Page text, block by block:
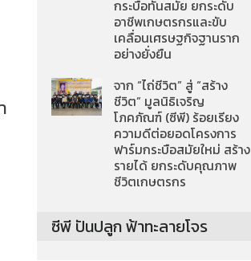
กระบือทันสมัย ยกระดับ
อาชีพเกษตรกรและขับ
เคลื่อนเศรษฐกิจฐานราก
อย่างยั่งยืน
จาก “ไถ่ชีวิต” สู่ “สร้าง
ชีวิต” มูลนิธิเจริญ
โภคภัณฑ์ (ซีพี) ร้อยเรียง
ความดีต่อยอดโครงการ
ฟาร์มกระบือสมัยใหม่ สร้าง
รายได้ ยกระดับคุณภาพ
ชีวิตเกษตรกร
ซีพี ปันปลูก ฟ้าทะลายโจร